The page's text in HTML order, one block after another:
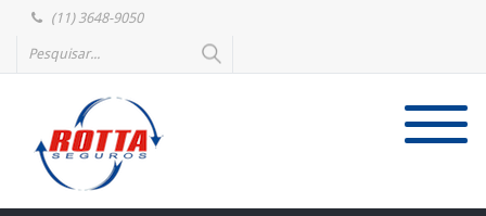
(11) 3648-9050